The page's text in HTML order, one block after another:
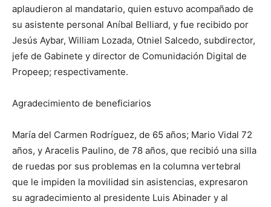
aplaudieron al mandatario, quien estuvo acompañado de
su asistente personal Aníbal Belliard, y fue recibido por
Jesús Aybar, William Lozada, Otniel Salcedo, subdirector,
jefe de Gabinete y director de Comunidación Digital de
Propeep; respectivamente.
Agradecimiento de beneficiarios
María del Carmen Rodríguez, de 65 años; Mario Vidal 72
años, y Aracelis Paulino, de 78 años, que recibió una silla
de ruedas por sus problemas en la columna vertebral
que le impiden la movilidad sin asistencias, expresaron
su agradecimiento al presidente Luis Abinader y al